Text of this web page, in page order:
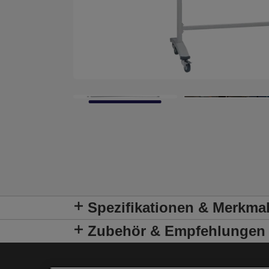
Spezifikationen &
Zubehör & Empfehlungen